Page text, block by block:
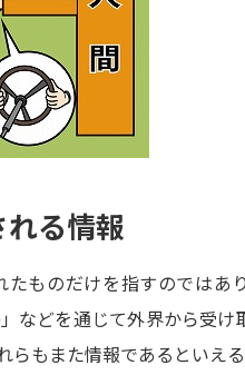
大
新増設
データ
る情報
ものだけを指すのではあ
などを通じて外界から受け
もまた情報であるといえる